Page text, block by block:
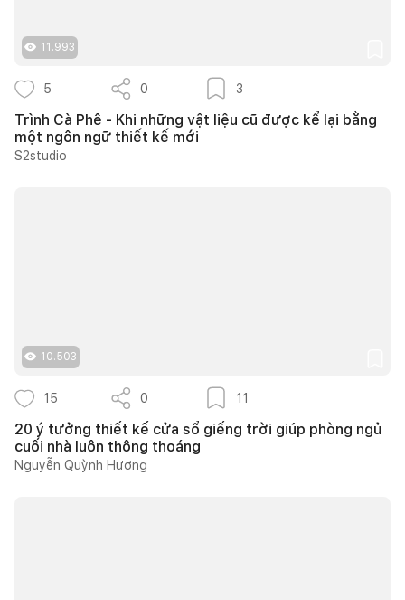
11.993
5 0 3
Trình Cà Phê - Khi những vật liệu cũ được kể lại bằng
một ngôn ngữ thiết kế mới
S2studio
10.503
15 0 11
20 ý tưởng thiết kế cửa sổ giếng trời giúp phòng ngủ
cuối nhà luôn thông thoáng
Nguyễn Quỳnh Hương